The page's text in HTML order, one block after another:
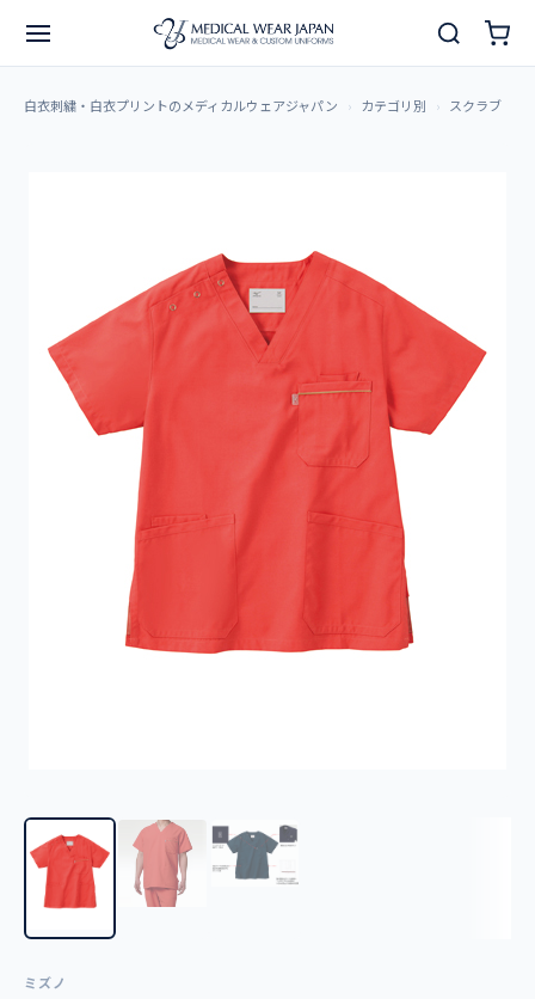
白衣刺繍・白衣プリントのメディカルウェアジャパン カテゴリ別 スクラブ
ミズノ